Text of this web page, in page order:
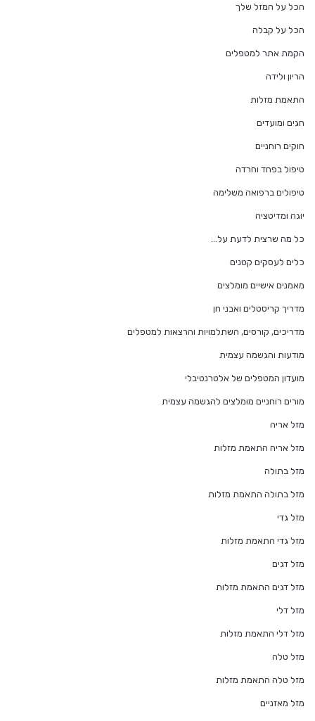
הכל על המזל שלך
הכל על קבלה
הקמת אתר למטפלים
הריון ולידה
התאמת מזלות
חגים ומועדים
חוקים רוחניים
טיפול בפחד וחרדה
טיפולים ברפואה משלימה
יוגה ומדיטציה
כל מה שרצית לדעת על…
כלים לעסקים קטנים
מאמנים אישיים מומלצים
מדריך קריסטלים ואבני חן
מדריכים, קורסים, השתלמויות והרצאות למטפלים
מודעות והגשמה עצמית
מועדון המטפלים של אלטרנטיבלי
מורים רוחניים מומלצים להגשמה עצמית
מזל אריה
מזל אריה התאמת מזלות
מזל בתולה
מזל בתולה התאמת מזלות
מזל גדי
מזל גדי התאמת מזלות
מזל דגים
מזל דגים התאמת מזלות
מזל דלי
מזל דלי התאמת מזלות
מזל טלה
מזל טלה התאמת מזלות
מזל מאזניים